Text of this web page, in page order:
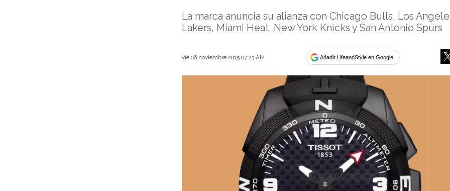
La marca anuncia su alianza con Chicago Bulls, Los
Lakers, Miami Heat, New York Knicks y San Antonio Spurs
vie 06 noviembre 2015 07:23 AM Añadir LifeandStyle en Google